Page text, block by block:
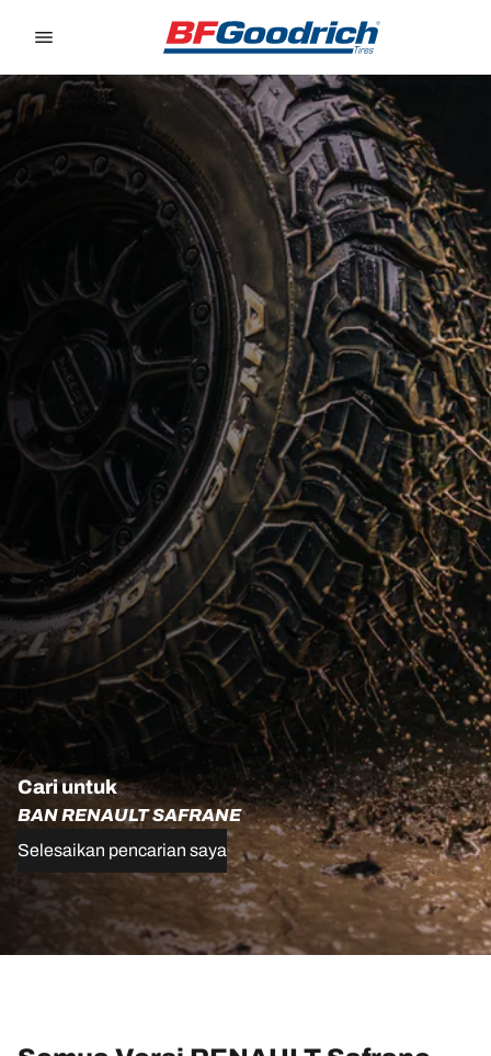
Cari untuk
BAN RENAULT SAFRANE
Selesaikan pencarian saya